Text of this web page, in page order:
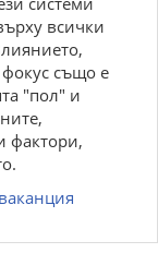
всички
фокус също е
"пол" и
фактори,